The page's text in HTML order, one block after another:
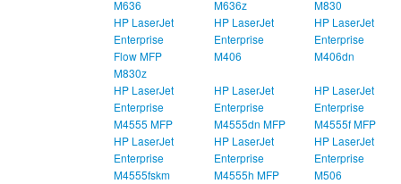
M636
M636z
M830
HP LaserJet
Enterprise
Flow MFP
M830z
HP LaserJet
Enterprise
M406
HP LaserJet
Enterprise
M406dn
HP LaserJet
Enterprise
M4555 MFP
HP LaserJet
Enterprise
M4555dn MFP
HP LaserJet
Enterprise
M4555f MFP
HP LaserJet
Enterprise
M4555fskm
HP LaserJet
Enterprise
M4555h MFP
HP LaserJet
Enterprise
M506